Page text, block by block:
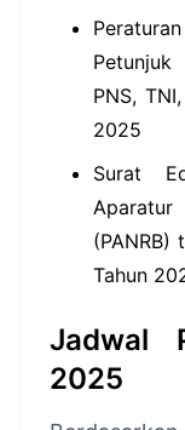
PNS,
2025
Surat
Aparatur
(PANRB)
Tahun
Jadwal
2025